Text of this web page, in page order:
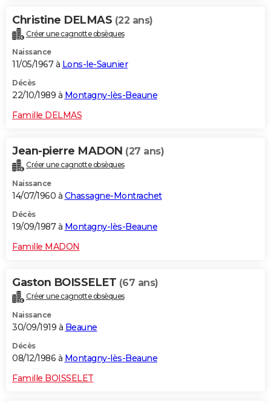
Christine DELMAS (22 ans)
Créer une cagnotte obsèques
Naissance
11/05/1967 à Lons-le-Saunier
Décès
22/10/1989 à Montagny-lès-Beaune
Famille DELMAS
Jean-pierre MADON (27 ans)
Créer une cagnotte obsèques
Naissance
14/07/1960 à Chassagne-Montrachet
Décès
19/09/1987 à Montagny-lès-Beaune
Famille MADON
Gaston BOISSELET (67 ans)
Créer une cagnotte obsèques
Naissance
30/09/1919 à Beaune
Décès
08/12/1986 à Montagny-lès-Beaune
Famille BOISSELET